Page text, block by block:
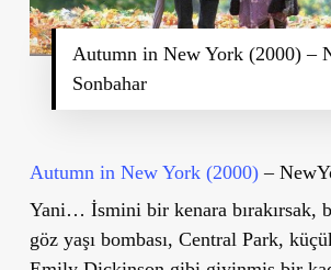
Autumn in New York (2000) –
Sonbahar
Autumn in New York (2000)–
Yani… İsmini bir kenara bırakırsak,
göz yaşı bombası, Central Park,